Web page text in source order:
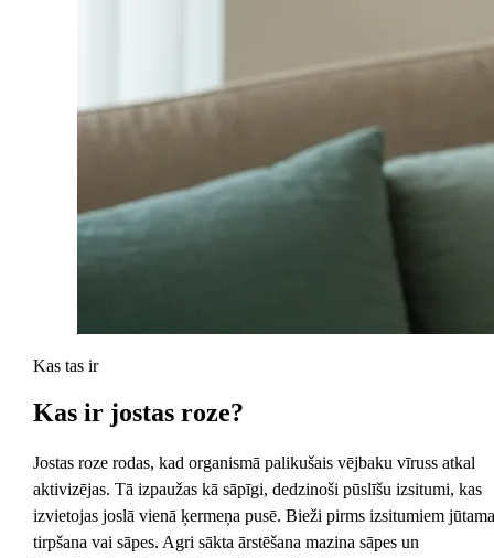
Kas tas ir
Kas ir jostas roze?
Jostas roze rodas, kad organismā palikušais vējbaku vīruss atkal
aktivizējas. Tā izpaužas kā sāpīgi, dedzinoši pūslīšu izsitumi, kas
izvietojas joslā vienā ķermeņa pusē. Bieži pirms izsitumiem jūtama
tirpšana vai sāpes. Agri sākta ārstēšana mazina sāpes un